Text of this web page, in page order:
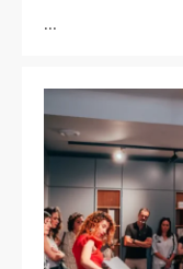
...